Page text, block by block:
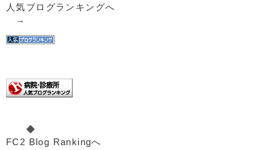
人気ブログランキングへ
→
◆
FC2 Blog Rankingへ